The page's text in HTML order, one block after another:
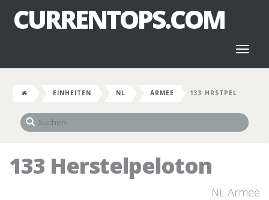
CURRENTOPS.COM
EINHEITEN NL ARMEE 133 HRSTPEL
133 Herstelpeloton
NL Armee